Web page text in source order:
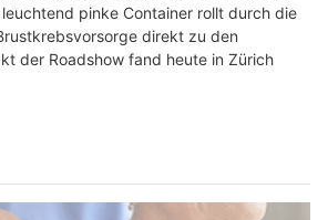
leuchtend pinke Container rollt durch die
direkt zu den
der Roadshow fand heute in Zürich